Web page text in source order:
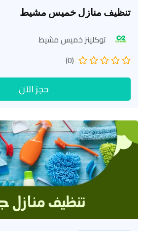
تنظيف منازل خميس مشيط
توكلينز خميس مشيط
(0)
حجز الآن